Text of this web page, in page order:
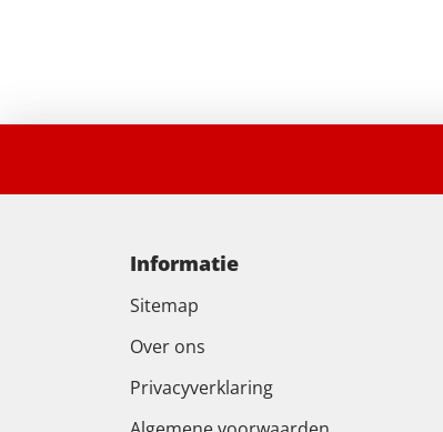
Informatie
Sitemap
Over ons
Privacyverklaring